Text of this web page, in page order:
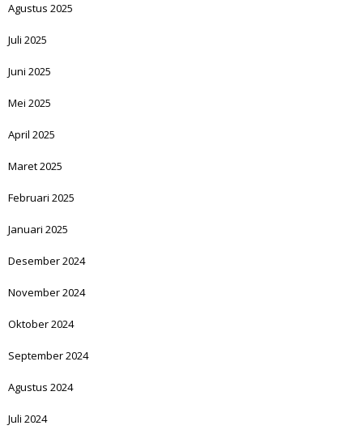
Agustus 2025
Juli 2025
Juni 2025
Mei 2025
April 2025
Maret 2025
Februari 2025
Januari 2025
Desember 2024
November 2024
Oktober 2024
September 2024
Agustus 2024
Juli 2024